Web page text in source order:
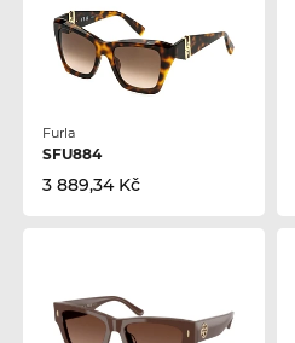
Furla
SFU884
3 889,34 Kč